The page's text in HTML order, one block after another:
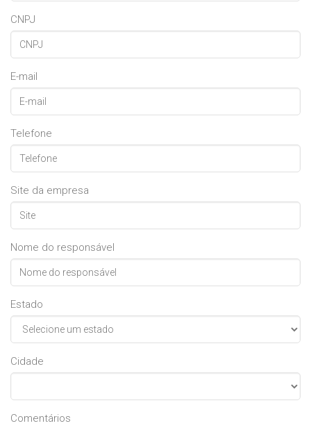
CNPJ
E-mail
Telefone
Site da empresa
Nome do responsável
Estado
Cidade
Comentários